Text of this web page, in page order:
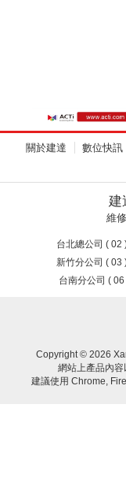
關於建達 數位快訊
建
維
台北總公司 ( 02
新竹分公司 ( 03
台南分公司 (
Copyright © 2026
網站上產品內
建議使用 Chrome,